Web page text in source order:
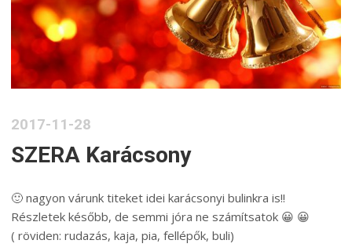
2017-11-28
SZERA Karácsony
🙂 nagyon várunk titeket idei karácsonyi bulinkra is!!
Részletek később, de semmi jóra ne számítsatok 😀 😀
( röviden: rudazás, kaja, pia, fellépők, buli)